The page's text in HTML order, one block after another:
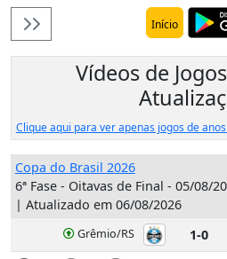
Início
Vídeos de
Clique aqui para ver apenas jogos de
Copa do Brasil 2026
6ª Fase - Oitavas de Final - 05/08/
| Atualizado em 06/08/2026
Grêmio/RS 1-0